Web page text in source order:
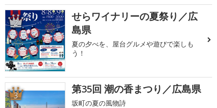
2
せらワイナリーの夏祭り／広
島県
夏の夕べを、屋台グルメや遊びで楽しも
う！
3 第35回 潮の香まつり／広島県
坂町の夏の風物詩